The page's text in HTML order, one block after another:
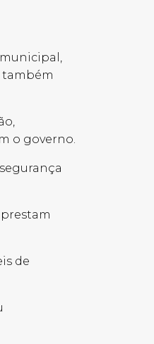
também
o governo.
de